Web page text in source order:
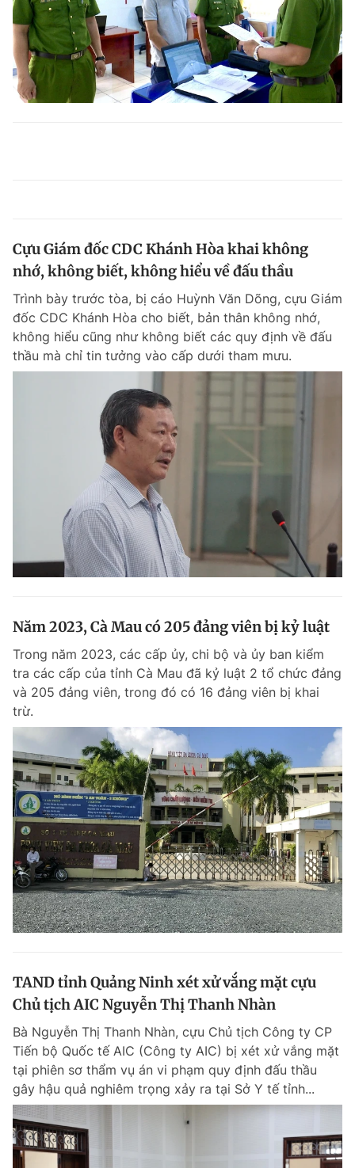
Cựu Giám đốc CDC Khánh Hòa khai không
nhớ, không biết, không hiểu về đấu thầu
Trình bày trước tòa, bị cáo Huỳnh Văn Dõng, cựu Giám
đốc CDC Khánh Hòa cho biết, bản thân không nhớ,
không hiểu cũng như không biết các quy định về đấu
thầu mà chỉ tin tưởng vào cấp dưới tham mưu.
Năm 2023, Cà Mau có 205 đảng viên bị kỷ luật
Trong năm 2023, các cấp ủy, chi bộ và ủy ban kiểm
tra các cấp của tỉnh Cà Mau đã kỷ luật 2 tổ chức đảng
và 205 đảng viên, trong đó có 16 đảng viên bị khai
trừ.
TAND tỉnh Quảng Ninh xét xử vắng mặt cựu
Chủ tịch AIC Nguyễn Thị Thanh Nhàn
Bà Nguyễn Thị Thanh Nhàn, cựu Chủ tịch Công ty CP
Tiến bộ Quốc tế AIC (Công ty AIC) bị xét xử vắng mặt
tại phiên sơ thẩm vụ án vi phạm quy định đấu thầu
gây hậu quả nghiêm trọng xảy ra tại Sở Y tế tỉnh...